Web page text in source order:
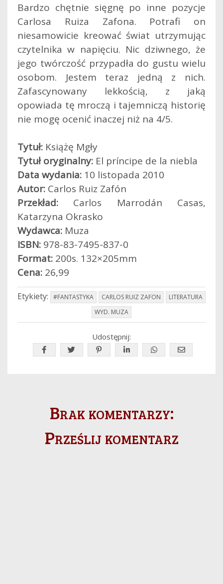
Bardzo chętnie sięgnę po inne pozycje
Carlosa Ruiza Zafona. Potrafi on
niesamowicie kreować świat utrzymując
czytelnika w napięciu. Nic dziwnego, że
jego twórczość przypadła do gustu wielu
osobom. Jestem teraz jedną z nich.
Zafascynowany lekkością, z jaką
opowiada tę mroczą i tajemniczą historię
nie mogę ocenić inaczej niż na 4/5.
Tytuł: Książę Mgły
Tytuł oryginalny: El príncipe de la niebla
Data wydania: 10 listopada 2010
Autor: Carlos Ruiz Zafón
Przekład: Carlos Marrodán Casas,
Katarzyna Okrasko
Wydawca: Muza
ISBN: 978-83-7495-837-0
Format: 200s. 132×205mm
Cena: 26,99
Etykiety: #FANTASTYKA CARLOS RUIZ ZAFON
LITERATURA
WYD. MUZA
Udostępnij:
Brak komentarzy:
Prześlij komentarz